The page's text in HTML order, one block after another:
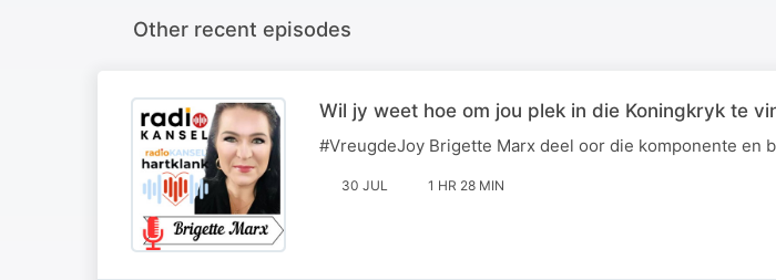
Other recent episodes
Wil jy weet hoe om jou plek in die Koningkryk te
#VreugdeJoy Brigette Marx deel oor die komponente en
30 JUL 1 HR 28 MIN